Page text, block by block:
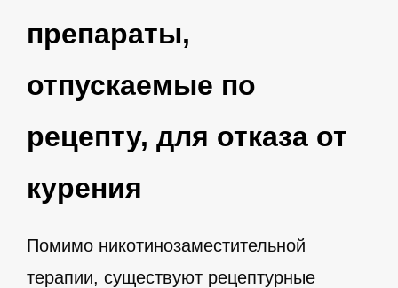
препараты,
отпускаемые по
рецепту, для отказа от
курения
Помимо никотинозаместительной
терапии, существуют рецептурные